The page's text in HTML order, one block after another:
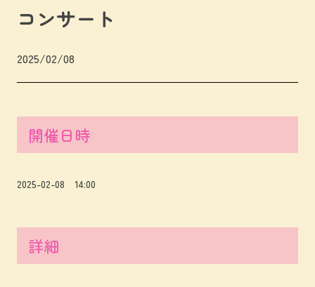
コンサート
2025/02/08
開催日時
2025-02-08 14:00
詳細